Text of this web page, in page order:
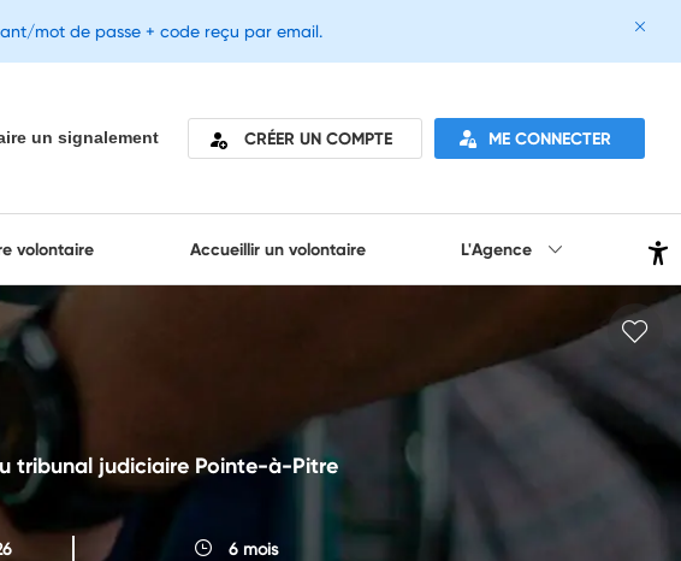
un signalement CRÉER UN COMPTE ME CONNECTER
volontaire Accueillir un volontaire L'Agence
tribunal judiciaire Pointe-à-Pitre
6 mois
mot de passe + code reçu par email.